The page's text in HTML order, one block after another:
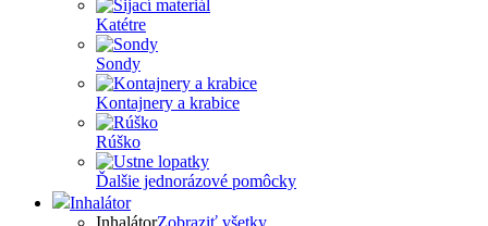
Katétre
Sondy
Kontajnery a krabice
Rúško
Ďalšie jednorázové pomôcky
Inhalátor
InhalátorZobraziť všetky